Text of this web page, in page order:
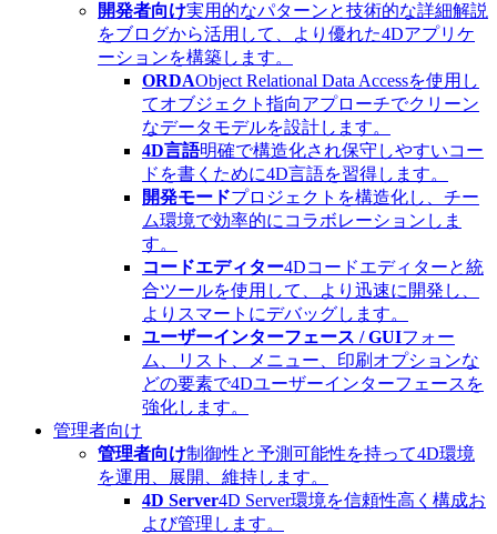
開発者向け実用的なパターンと技術的な詳細解説
をブログから活用して、より優れた4Dアプリケ
ーションを構築します。
ORDAObject Relational Data Accessを使用し
てオブジェクト指向アプローチでクリーン
なデータモデルを設計します。
4D言語明確で構造化され保守しやすいコー
ドを書くために4D言語を習得します。
開発モードプロジェクトを構造化し、チー
ム環境で効率的にコラボレーションしま
す。
コードエディター4Dコードエディターと統
合ツールを使用して、より迅速に開発し、
よりスマートにデバッグします。
ユーザーインターフェース / GUIフォー
ム、リスト、メニュー、印刷オプションな
どの要素で4Dユーザーインターフェースを
強化します。
管理者向け
管理者向け制御性と予測可能性を持って4D環境
を運用、展開、維持します。
4D Server4D Server環境を信頼性高く構成お
よび管理します。